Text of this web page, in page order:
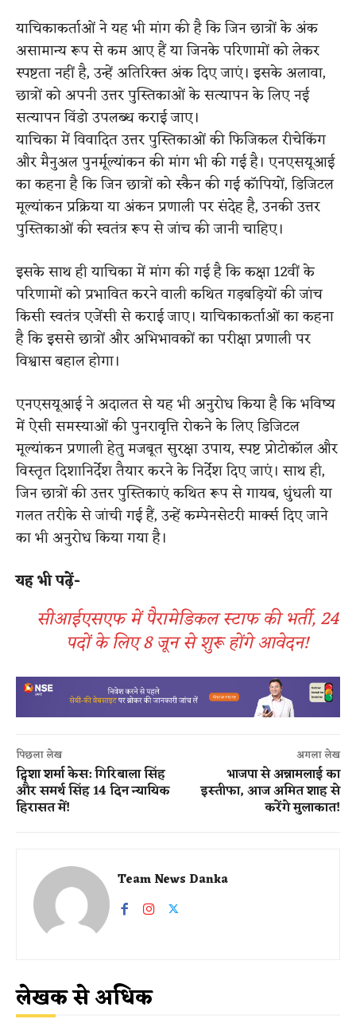
याचिकाकर्ताओं ने यह भी मांग की है कि जिन छात्रों के अंक
असामान्य रूप से कम आए हैं या जिनके परिणामों को लेकर
स्पष्टता नहीं है, उन्हें अतिरिक्त अंक दिए जाएं। इसके अलावा,
छात्रों को अपनी उत्तर पुस्तिकाओं के सत्यापन के लिए नई
सत्यापन विंडो उपलब्ध कराई जाए।
याचिका में विवादित उत्तर पुस्तिकाओं की फिजिकल रीचेकिंग
और मैनुअल पुनर्मूल्यांकन की मांग भी की गई है। एनएसयूआई
का कहना है कि जिन छात्रों को स्कैन की गई कॉपियों, डिजिटल
मूल्यांकन प्रक्रिया या अंकन प्रणाली पर संदेह है, उनकी उत्तर
पुस्तिकाओं की स्वतंत्र रूप से जांच की जानी चाहिए।
इसके साथ ही याचिका में मांग की गई है कि कक्षा 12वीं के
परिणामों को प्रभावित करने वाली कथित गड़बड़ियों की जांच
किसी स्वतंत्र एजेंसी से कराई जाए। याचिकाकर्ताओं का कहना
है कि इससे छात्रों और अभिभावकों का परीक्षा प्रणाली पर
विश्वास बहाल होगा।
एनएसयूआई ने अदालत से यह भी अनुरोध किया है कि भविष्य
में ऐसी समस्याओं की पुनरावृत्ति रोकने के लिए डिजिटल
मूल्यांकन प्रणाली हेतु मजबूत सुरक्षा उपाय, स्पष्ट प्रोटोकॉल और
विस्तृत दिशानिर्देश तैयार करने के निर्देश दिए जाएं। साथ ही,
जिन छात्रों की उत्तर पुस्तिकाएं कथित रूप से गायब, धुंधली या
गलत तरीके से जांची गई हैं, उन्हें कम्पेनसेटरी मार्क्स दिए जाने
का भी अनुरोध किया गया है।
यह भी पढ़ें-
सीआईएसएफ में पैरामेडिकल स्टाफ की भर्ती, 24
पदों के लिए 8 जून से शुरू होंगे आवेदन!
पिछला लेख
ट्विशा शर्मा केस: गिरिबाला सिंह
और समर्थ सिंह 14 दिन न्यायिक
हिरासत में!
अगला लेख
भाजपा से अन्नामलाई का
इस्तीफा, आज अमित शाह से
करेंगे मुलाकात!
Team News Danka
लेखक से अधिक